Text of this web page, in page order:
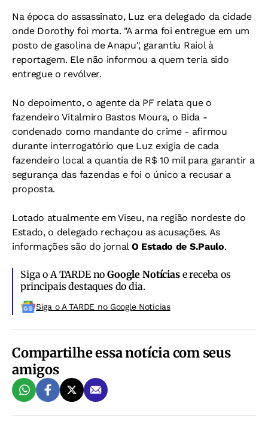
Na época do assassinato, Luz era delegado da cidade
onde Dorothy foi morta. "A arma foi entregue em um
posto de gasolina de Anapu", garantiu Raiol à
reportagem. Ele não informou a quem teria sido
entregue o revólver.
No depoimento, o agente da PF relata que o
fazendeiro Vitalmiro Bastos Moura, o Bida -
condenado como mandante do crime - afirmou
durante interrogatório que Luz exigia de cada
fazendeiro local a quantia de R$ 10 mil para garantir a
segurança das fazendas e foi o único a recusar a
proposta.
Lotado atualmente em Viseu, na região nordeste do
Estado, o delegado rechaçou as acusações. As
informações são do jornal O Estado de S.Paulo.
Siga o A TARDE noGoogle Notíciase receba os
principais destaques do dia.
Siga o A TARDE no Google Noticias
Compartilhe essa notícia com seus
amigos